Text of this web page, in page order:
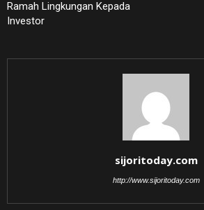
Ramah Lingkungan Kepada
Investor
sijoritoday.com
http://www.sijoritoday.com